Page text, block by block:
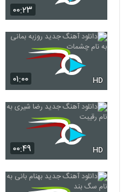
۰۰:۲۳
۰۱:۰۰ HD
۰۰:۴۹ HD